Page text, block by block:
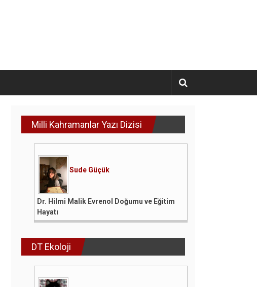
Milli Kahramanlar Yazı Dizisi
Sude Güçük
Dr. Hilmi Malik Evrenol Doğumu ve Eğitim
Hayatı
DT Ekoloji